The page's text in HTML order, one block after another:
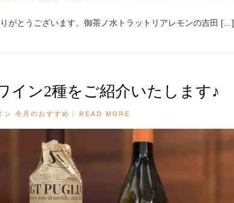
がとうございます。御茶ノ水トラットリアレモンの吉田 […]
イン2種をご紹介いたします♪
ン 今月のおすすめ READ MORE